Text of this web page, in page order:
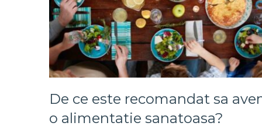
De ce este recomandat sa
o alimentatie sanatoasa?